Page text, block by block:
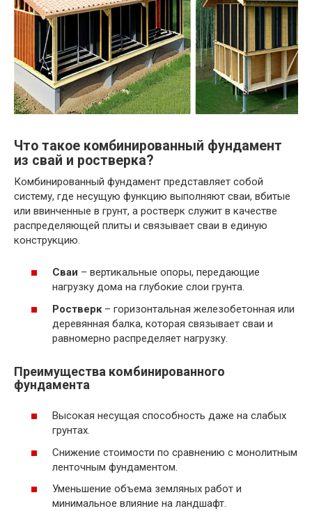
Что такое комбинированный фундамент
из свай и ростверка?
Комбинированный фундамент представляет собой
систему, где несущую функцию выполняют сваи, вбитые
или ввинченные в грунт, а ростверк служит в качестве
распределяющей плиты и связывает сваи в единую
конструкцию.
Сваи – вертикальные опоры, передающие
нагрузку дома на глубокие слои грунта.
Ростверк– горизонтальная железобетонная или
деревянная балка, которая связывает сваи и
равномерно распределяет нагрузку.
Преимущества комбинированного
фундамента
Высокая несущая способность даже на слабых
грунтах.
Снижение стоимости по сравнению с монолитным
ленточным фундаментом.
Уменьшение объема земляных работ и
минимальное влияние на ландшафт.